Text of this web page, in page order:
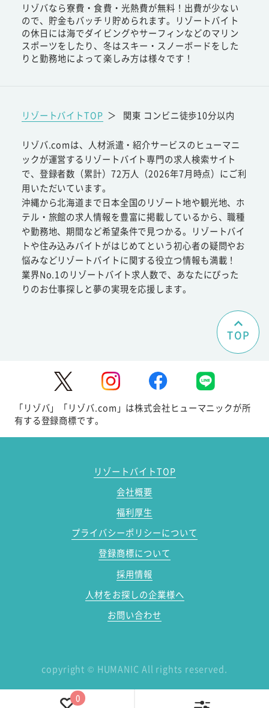
リゾバなら寮費・食費・光熱費が無料！出費が少ない
ので、貯金もバッチリ貯められます。リゾートバイト
の休日には海でダイビングやサーフィンなどのマリン
スポーツをしたり、冬はスキー・スノーボードをした
りと勤務地によって楽しみ方は様々です！
リゾートバイトTOP ＞ 関東 コンビニ徒歩10分以内
リゾバ.comは、人材派遣・紹介サービスのヒューマニ
ックが運営するリゾートバイト専門の求人検索サイト
で、登録者数（累計）72万人（2026年7月時点）にご利
用いただいています。
沖縄から北海道まで日本全国のリゾート地や観光地、ホ
テル・旅館の求人情報を豊富に掲載しているから、職種
や勤務地、期間など希望条件で見つかる。リゾートバイ
トや住み込みバイトがはじめてという初心者の疑問やお
悩みなどリゾートバイトに関する役立つ情報も満載！
業界No.1のリゾートバイト求人数で、あなたにぴった
りのお仕事探しと夢の実現を応援します。
TOP
「リゾバ」「リゾバ.com」は株式会社ヒューマニックが所
有する登録商標です。
リゾートバイトTOP
会社概要
福利厚生
プライバシーポリシーについて
登録商標について
採用情報
人材をお探しの企業様へ
お問い合わせ
copyright © HUMANIC All rights reserved.
0